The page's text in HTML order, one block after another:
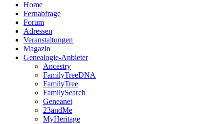
Home
Fernabfrage
Forum
Adressen
Veranstaltungen
Magazin
Genealogie-Anbieter
Ancestry
FamilyTreeDNA
FamilyTree
FamilySearch
Geneanet
23andMe
MyHeritage